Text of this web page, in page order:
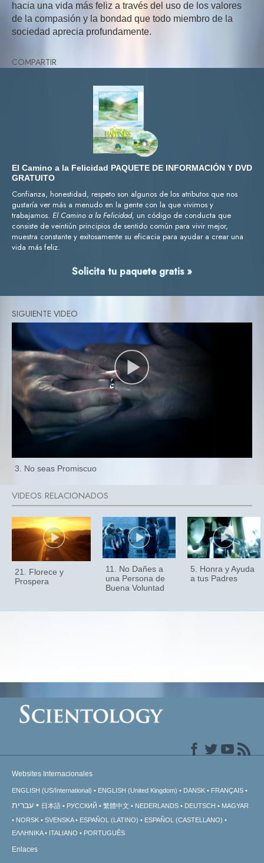
hacia una vida más feliz a través del uso de los valores
de la compasión y la bondad que todo miembro de la
sociedad aprecia profundamente.
COMPARTIR
El Camino a la Felicidad PAQUETE DE INFORMACIÓN Y DVD
GRATUITO
Confianza, honestidad, respeto son algunos de los atributos que nos
gustaría ver más a menudo en la gente con la que vivimos y
trabajamos. El Camino a la Felicidad, un código de conducta que
consiste de veintiún principios de sentido común para vivir mejor,
muestra constante y exitosamente su eficacia para ayudar a crear una
vida más feliz.
Solicita tu paquete gratis »
3. No seas Promiscuo
21. Florece y
Prospera
11. No Dañes a
una Persona de
Buena Voluntad
5. Honra y Ayuda
a tus Padres
Websites Internacionales
ENGLISH (US/International) ENGLISH (United Kingdom) DANSK FRANÇAIS
עברית 日本語 РУССКИЙ 繁體中文 NEDERLANDS DEUTSCH
MAGYAR
NORSK
SVENSKA ESPAÑOL (LATINO)
ESPAÑOL (CASTELLANO)
ΕΛΛΗΝΙΚA
ITALIANO PORTUGUÊS
Enlaces